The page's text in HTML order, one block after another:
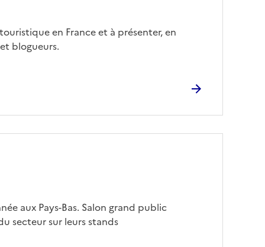
en France et à présenter, en
blogueurs.
aux Pays-Bas. Salon grand public
secteur sur leurs stands